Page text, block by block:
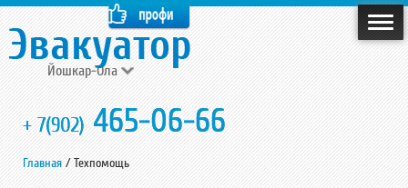
Йошкар-Ола
+ 7(902) 465-06-66
Главная /Техпомощь